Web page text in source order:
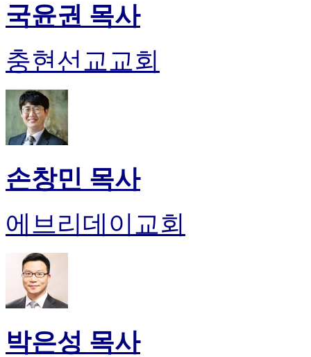
국윤권 목사
충현선교교회
손창민 목사
에브리데이교회
박은성 목사